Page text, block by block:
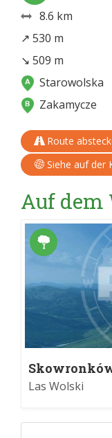
8.6 km
↗ 530 m
↘ 509 m
Starowolska
Zakamycze
Route
Siehe auf der
Auf dem
Las Wolski